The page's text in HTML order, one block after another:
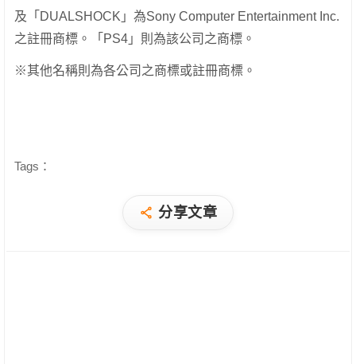
及 「DUALSHOCK」為Sony Computer Entertainment Inc.
之註冊商標。「PS4」則為該公司之商標。
※其他名稱則為各公司之商標或註冊商標。
Tags：
分享文章